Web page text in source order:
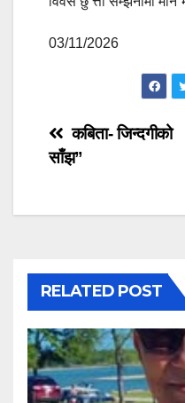
03/11/2026
Post
navigation
कबिता- जिन्दगीको
साँझ”
RELATED POST